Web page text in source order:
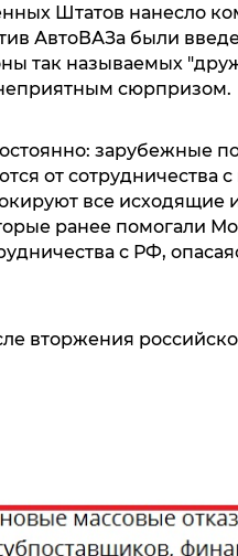
Штатов нанесло
АвтоВАЗа были
так называемых
сюрпризом.
зарубежные
от сотрудничества
все исходящие
ранее помогали
с РФ,
вторжения